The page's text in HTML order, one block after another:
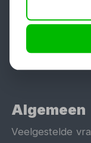
Motorlift
Algemeen
Veelgestelde